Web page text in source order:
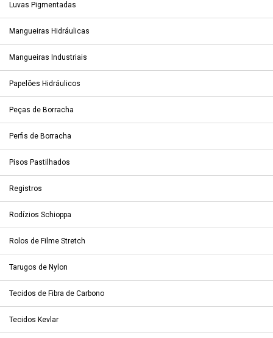
Luvas Pigmentadas
Mangueiras Hidráulicas
Mangueiras Industriais
Papelões Hidráulicos
Peças de Borracha
Perfis de Borracha
Pisos Pastilhados
Registros
Rodízios Schioppa
Rolos de Filme Stretch
Tarugos de Nylon
Tecidos de Fibra de Carbono
Tecidos Kevlar